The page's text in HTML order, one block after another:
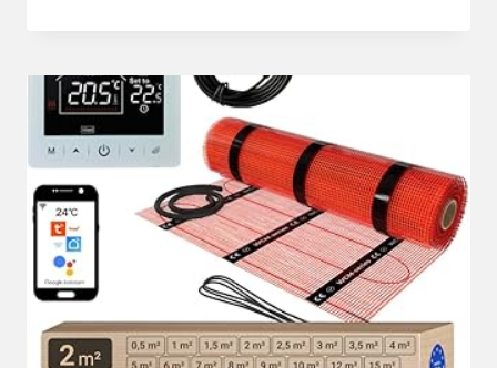
150W/M²] –
ODENHEIZUNG E
LEKTRISCH G
EEIGNET F
ÜR L
AMINA…